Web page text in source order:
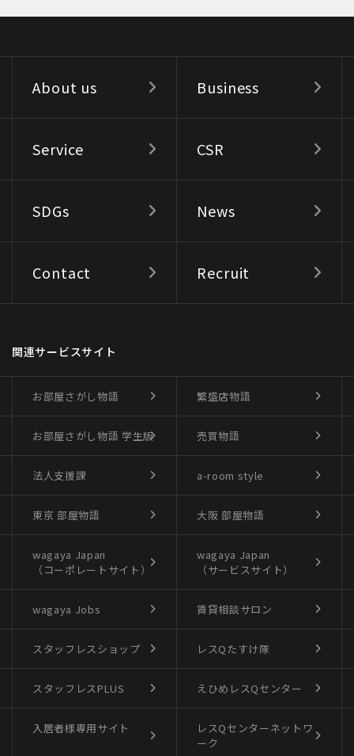
About us Business
Service CSR
SDGs News
Contact Recruit
関連サービスサイト
お部屋さがし物語 繁盛店物語
お部屋さがし物語 学生版 売買物語
法人支援課 a-room style
東京 部屋物語 大阪 部屋物語
wagaya Japan
（コーポレートサイト）
wagaya Japan
（サービスサイト）
wagaya Jobs 賃貸相談サロン
スタッフレスショップ レスQたすけ隊
スタッフレスPLUS えひめレスQセンター
入居者様専用サイト
レスQセンターネットワ
ーク